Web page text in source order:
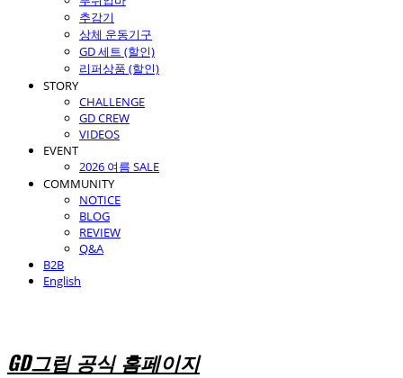
추감기
상체 운동기구
GD 세트 (할인)
리퍼상품 (할인)
STORY
CHALLENGE
GD CREW
VIDEOS
EVENT
2026 여름 SALE
COMMUNITY
NOTICE
BLOG
REVIEW
Q&A
B2B
English
GD그립 공식 홈페이지